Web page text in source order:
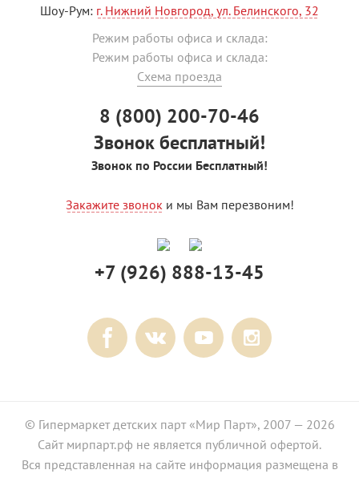
Шоу-Рум: г. Нижний Новгород, ул. Белинского, 32
Режим работы офиса и склада:
Режим работы офиса и склада:
Схема проезда
8 (800) 200-70-46
Звонок бесплатный!
Звонок по России Бесплатный!
Закажите звоноки мы Вам перезвоним!
+7 (926) 888-13-45
© Гипермаркет детских парт «Мир Парт», 2007 — 2026
Сайт мирпарт.рф не является публичной офертой.
Вся представленная на сайте информация размещена в